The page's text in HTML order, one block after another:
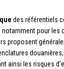
des référentiels
pour les
proposent
ainsi les risques